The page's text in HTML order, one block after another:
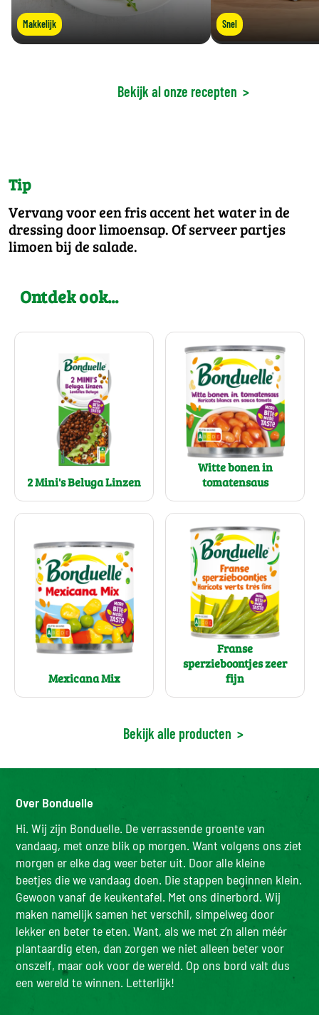
Makkelijk Snel
Bekijk al onze recepten >
Tip
Vervang voor een fris accent het water in de
dressing door limoensap. Of serveer partjes
limoen bij de salade.
Ontdek ook...
2 Mini's Beluga Linzen
Witte bonen in
tomatensaus
Mexicana Mix
Franse
sperzieboontjes zeer
fijn
Bekijk alle producten >
Over Bonduelle
Hi. Wij zijn Bonduelle. De verrassende groente van
vandaag, met onze blik op morgen. Want volgens ons ziet
morgen er elke dag weer beter uit. Door alle kleine
beetjes die we vandaag doen. Die stappen beginnen klein.
Gewoon vanaf de keukentafel. Met ons dinerbord. Wij
maken namelijk samen het verschil, simpelweg door
lekker en beter te eten. Want, als we met z’n allen méér
plantaardig eten, dan zorgen we niet alleen beter voor
onszelf, maar ook voor de wereld. Op ons bord valt dus
een wereld te winnen. Letterlijk!